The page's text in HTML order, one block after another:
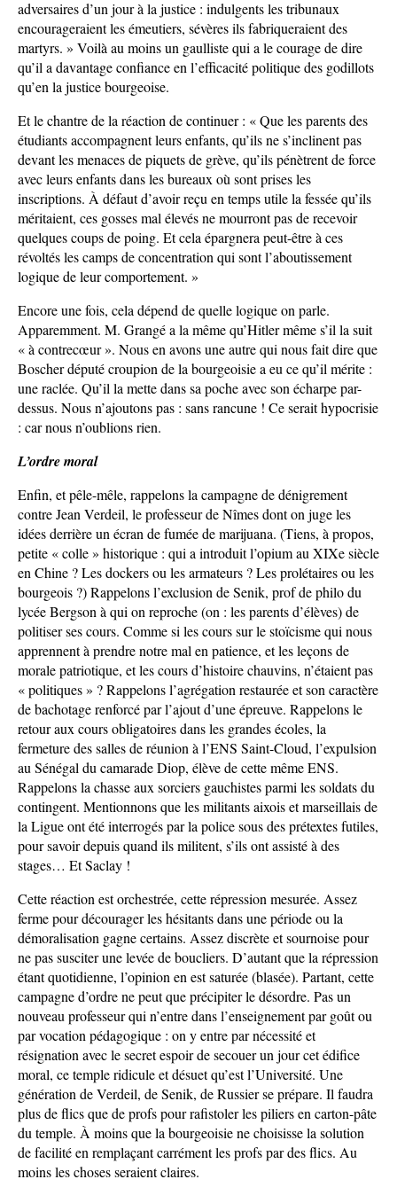
adversaires d’un jour à la justice : indulgents les tribunaux
encourageraient les émeutiers, sévères ils fabriqueraient des
martyrs. » Voilà au moins un gaulliste qui a le courage de dire
qu’il a davantage confiance en l’efficacité politique des godillots
qu’en la justice bourgeoise.
Et le chantre de la réaction de continuer : « Que les parents des
étudiants accompagnent leurs enfants, qu’ils ne s’inclinent pas
devant les menaces de piquets de grève, qu’ils pénètrent de force
avec leurs enfants dans les bureaux où sont prises les
inscriptions. À défaut d’avoir reçu en temps utile la fessée qu’ils
méritaient, ces gosses mal élevés ne mourront pas de recevoir
quelques coups de poing. Et cela épargnera peut-être à ces
révoltés les camps de concentration qui sont l’aboutissement
logique de leur comportement. »
Encore une fois, cela dépend de quelle logique on parle.
Apparemment. M. Grangé a la même qu’Hitler même s’il la suit
« à contrecœur ». Nous en avons une autre qui nous fait dire que
Boscher député croupion de la bourgeoisie a eu ce qu’il mérite :
une raclée. Qu’il la mette dans sa poche avec son écharpe par-
dessus. Nous n’ajoutons pas : sans rancune ! Ce serait hypocrisie
: car nous n’oublions rien.
L’ordre moral
Enfin, et pêle-mêle, rappelons la campagne de dénigrement
contre Jean Verdeil, le professeur de Nîmes dont on juge les
idées derrière un écran de fumée de marijuana. (Tiens, à propos,
petite « colle » historique : qui a introduit l’opium au XIXe siècle
en Chine ? Les dockers ou les armateurs ? Les prolétaires ou les
bourgeois ?) Rappelons l’exclusion de Senik, prof de philo du
lycée Bergson à qui on reproche (on : les parents d’élèves) de
politiser ses cours. Comme si les cours sur le stoïcisme qui nous
apprennent à prendre notre mal en patience, et les leçons de
morale patriotique, et les cours d’histoire chauvins, n’étaient pas
« politiques » ? Rappelons l’agrégation restaurée et son caractère
de bachotage renforcé par l’ajout d’une épreuve. Rappelons le
retour aux cours obligatoires dans les grandes écoles, la
fermeture des salles de réunion à l’ENS Saint-Cloud, l’expulsion
au Sénégal du camarade Diop, élève de cette même ENS.
Rappelons la chasse aux sorciers gauchistes parmi les soldats du
contingent. Mentionnons que les militants aixois et marseillais de
la Ligue ont été interrogés par la police sous des prétextes futiles,
pour savoir depuis quand ils militent, s’ils ont assisté à des
stages… Et Saclay !
Cette réaction est orchestrée, cette répression mesurée. Assez
ferme pour décourager les hésitants dans une période ou la
démoralisation gagne certains. Assez discrète et sournoise pour
ne pas susciter une levée de boucliers. D’autant que la répression
étant quotidienne, l’opinion en est saturée (blasée). Partant, cette
campagne d’ordre ne peut que précipiter le désordre. Pas un
nouveau professeur qui n’entre dans l’enseignement par goût ou
par vocation pédagogique : on y entre par nécessité et
résignation avec le secret espoir de secouer un jour cet édifice
moral, ce temple ridicule et désuet qu’est l’Université. Une
génération de Verdeil, de Senik, de Russier se prépare. Il faudra
plus de flics que de profs pour rafistoler les piliers en carton-pâte
du temple. À moins que la bourgeoisie ne choisisse la solution
de facilité en remplaçant carrément les profs par des flics. Au
moins les choses seraient claires.